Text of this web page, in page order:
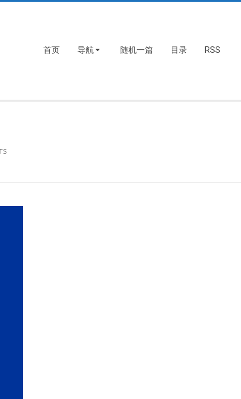
首页 导航 随机一篇 目录 RSS